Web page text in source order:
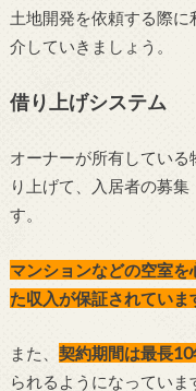
土地開発を依頼する際
介していきましょう。
借り上げシステム
オーナーが所有してい
り上げて、入居者の募
す。
マンションなどの空室
た収入が保証されていま
また、 契約期間は最長10
られるようになっていま